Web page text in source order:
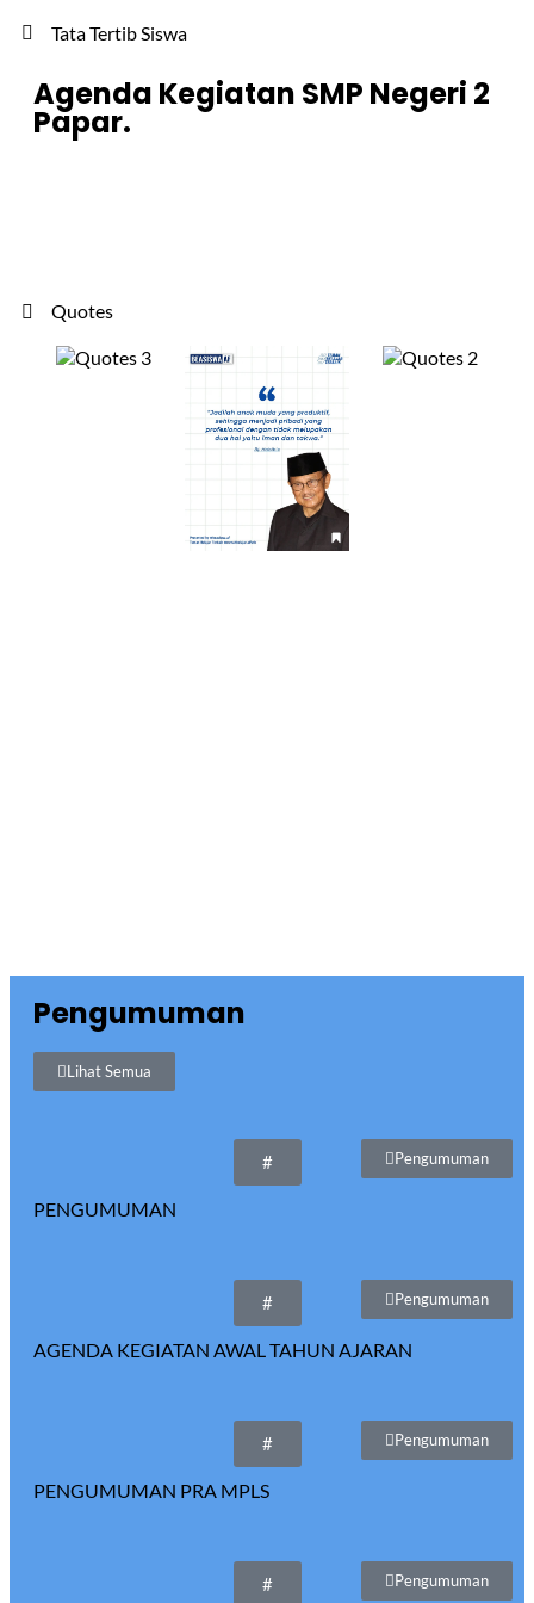
Tata Tertib Siswa
Agenda Kegiatan SMP Negeri 2
Papar.
Quotes
Pengumuman
Lihat Semua
Pengumuman
#
PENGUMUMAN
Pengumuman
#
AGENDA KEGIATAN AWAL TAHUN AJARAN
Pengumuman
#
PENGUMUMAN PRA MPLS
Pengumuman
#